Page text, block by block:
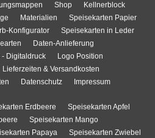
Shop
Kellnerblock
Materialien
Speisekarten Papier
Konfigurator
Speisekarten in Leder
Daten-Anlieferung
Digitaldruck
Logo Position
Lieferzeiten & Versandkosten
Datenschutz Impressum
Erdbeere
Speisekarten Apfel
Speisekarten Mango
Papaya
Speisekarten Zwiebel